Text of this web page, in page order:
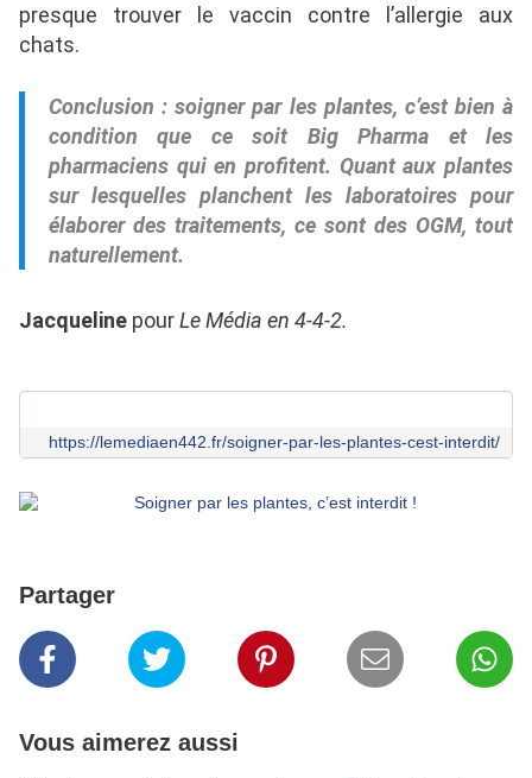
presque trouver le vaccin contre l’allergie aux
chats.
Conclusion : soigner par les plantes, c’est bien à
condition que ce soit Big Pharma et les
pharmaciens qui en profitent. Quant aux plantes
sur lesquelles planchent les laboratoires pour
élaborer des traitements, ce sont des OGM, tout
naturellement.
Jacqueline pourLe Média en 4-4-2.
https://lemediaen442.fr/soigner-par-les-plantes-cest-interdit/
Partager
Vous aimerez aussi